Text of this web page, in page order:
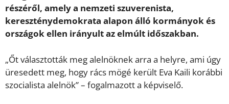
részéről, amely a nemzeti szuverenista,
kereszténydemokrata alapon álló kormányok és
országok ellen irányult az elmúlt időszakban.
„Őt választották meg alelnöknek arra a helyre, ami úgy
üresedett meg, hogy rács mögé került Eva Kaili korábbi
szocialista alelnök” – fogalmazott a képviselő.